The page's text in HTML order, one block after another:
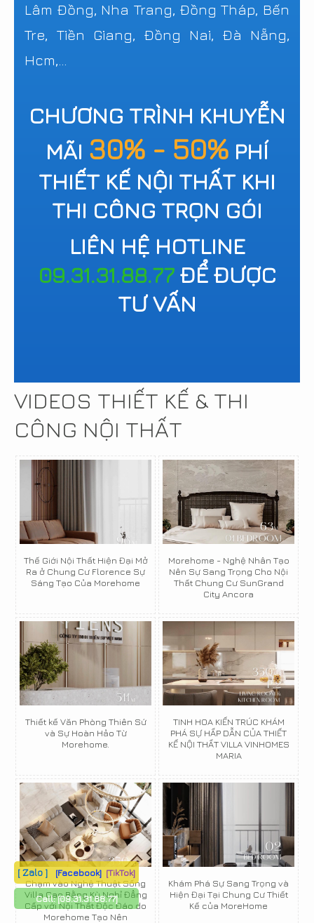
Lâm Đồng, Nha Trang, Đồng Tháp, Bến
Tre, Tiền Giang, Đồng Nai, Đà Nẵng,
Hcm,...
CHƯƠNG TRÌNH KHUYỄN
MÃI 30% - 50% PHÍ
THIẾT KẾ NỘI THẤT KHI
THI CÔNG TRỌN GÓI
LIÊN HỆ HOTLINE
09.31.31.88.77ĐỂ ĐƯỢC
TƯ VẤN
VIDEOS THIẾT KẾ & THI
CÔNG NỘI THẤT
Thế Giới Nội Thất Hiện Đại Mở
Ra ở Chung Cư Florence Sự
Sáng Tạo Của Morehome
Morehome - Nghệ Nhân Tạo
Nên Sự Sang Trọng Cho Nội
Thất Chung Cư SunGrand
City Ancora
Thiết kế Văn Phòng Thiên Sứ
và Sự Hoàn Hảo Từ
Morehome.
TINH HOA KIẾN TRÚC KHÁM
PHÁ SỰ HẤP DẪN CỦA THIẾT
KẾ NỘI THẤT VILLA VINHOMES
MARIA
Chạm vào Nghệ Thuật Sống
Villa Cao Bằng Kỳ Nghỉ Đẳng
Cấp với Nội Thất Độc Đáo do
Morehome Tạo Nên
Khám Phá Sự Sang Trọng và
Hiện Đại Tại Chung Cư Thiết
Kế của MoreHome
[ Zalo ] [Facebook] [TikTok]
Call:[09.31.31.88.77]